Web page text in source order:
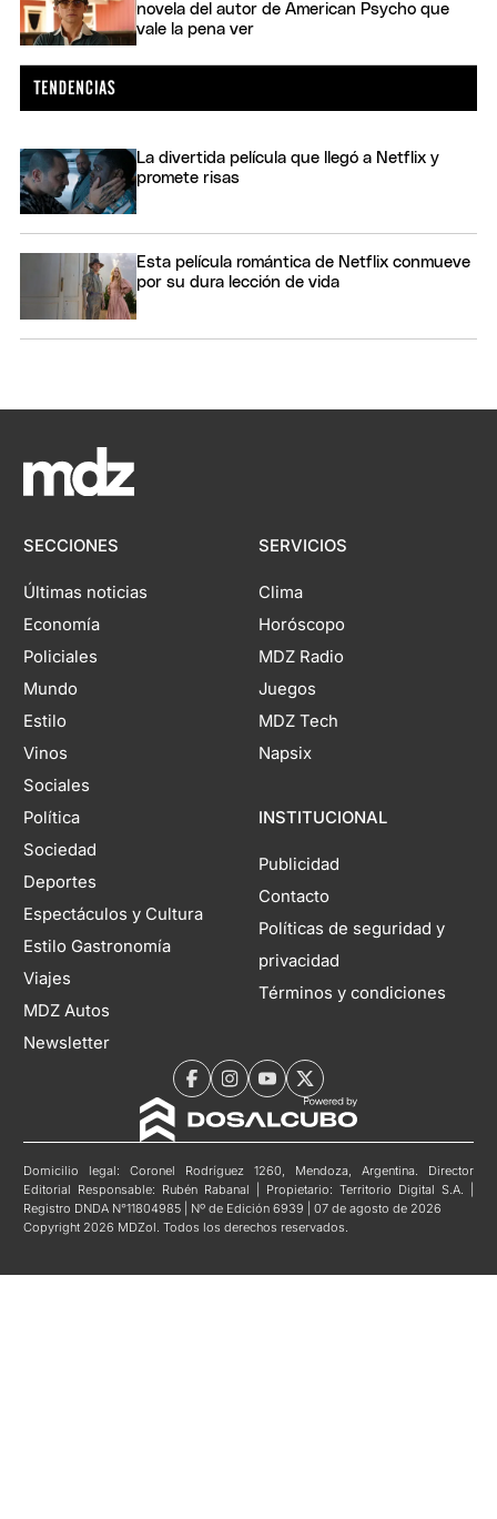
novela del autor de American Psycho que
vale la pena ver
La divertida película que llegó a Netflix y
promete risas
Esta película romántica de Netflix conmueve
por su dura lección de vida
SECCIONES
Últimas noticias
Economía
Policiales
Mundo
Estilo
Vinos
Sociales
Política
Sociedad
Deportes
Espectáculos y Cultura
Estilo Gastronomía
Viajes
MDZ Autos
Newsletter
SERVICIOS
Clima
Horóscopo
MDZ Radio
Juegos
MDZ Tech
Napsix
INSTITUCIONAL
Publicidad
Contacto
Políticas de seguridad y
privacidad
Términos y condiciones
Domicilio legal: Coronel Rodríguez 1260, Mendoza, Argentina. Director
Editorial Responsable: Rubén Rabanal | Propietario: Territorio Digital S.A. |
Registro DNDA N°11804985 | Nº de Edición 6939 | 07 de agosto de 2026
Copyright 2026 MDZol. Todos los derechos reservados.